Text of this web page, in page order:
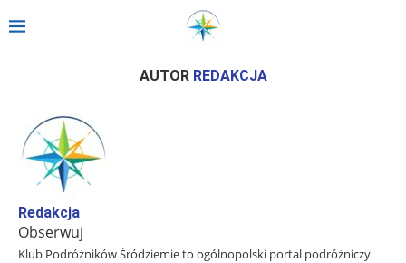
Strona główna Archiwum dla Redakcja
AUTOR REDAKCJA
Redakcja
Obserwuj
Klub Podróżników Śródziemie to ogólnopolski portal podróżniczy